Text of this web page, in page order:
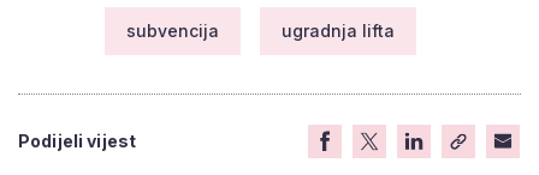
subvencija ugradnja lifta
Podijeli vijest